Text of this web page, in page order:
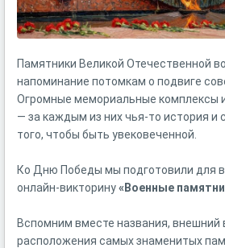
Памятники Великой Отечественной
напоминание потомкам о подвиге
Огромные мемориальные комплексы
— за каждым из них чья-то история и
того, чтобы быть увековеченной.
Ко Дню Победы мы подготовили для
онлайн-викторину«Военные
Вспомним вместе названия, внешний
расположения самых знаменитых